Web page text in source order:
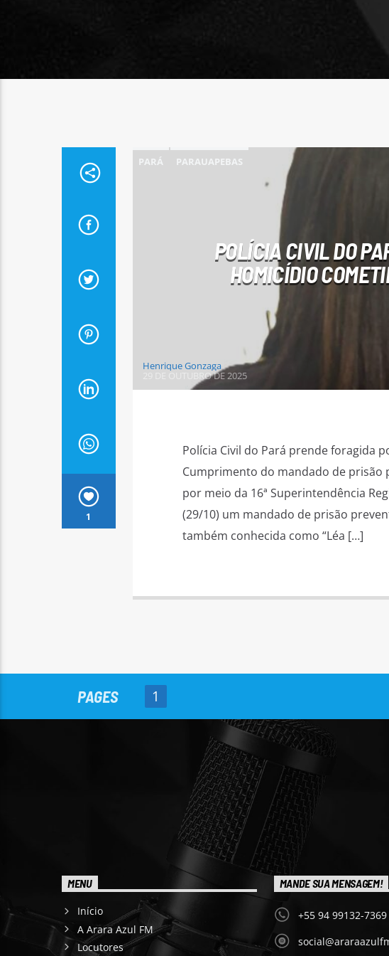
1
PARÁ PARAUAPEBAS
POLÍCIA CIVIL DO
HOMICÍDIO
Henrique Gonzaga
29 DE OUTUBRO DE 2025
Polícia Civil do Pará prende foragida
Cumprimento do mandado de prisão
por meio da 16ª Superintendência
(29/10) um mandado de prisão
também conhecida como “Léa […]
PAGES 1
MENU
Início
A Arara Azul FM
Locutores
MANDE SUA MENSAGEM!
+55 94 99132-7369